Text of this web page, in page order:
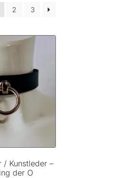
2 3
/ Kunstleder –
der O